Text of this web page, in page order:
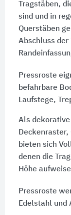
Tragstäben,
sind und in
Querstäben
Abschluss der
Pressroste
befahrbare
Laufstege,
Als
bieten sich
denen die
Höhe
Pressroste
Edelstahl